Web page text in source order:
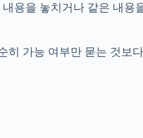
용을 놓치거나 같은 내용
가능 여부만 묻는 것보